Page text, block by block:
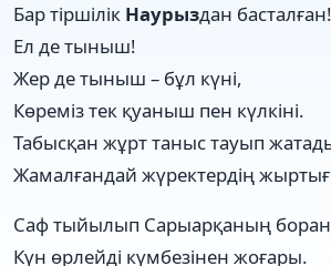
Бар тіршілік Наурыздан басталған!
Ел де тыныш!
Жер де тыныш – бұл күні,
Көреміз тек қуаныш пен күлкіні.
Табысқан жұрт таныс тауып
Жамалғандай жүректердің
Саф тыйылып Сарыарқаның
Күн өрлейді күмбезінен жоғары.